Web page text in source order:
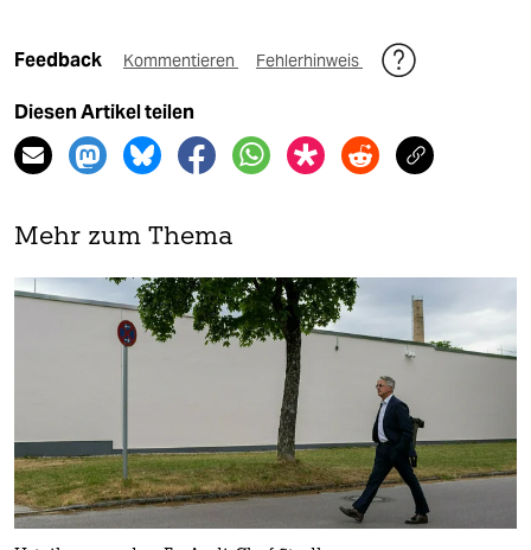
Feedback Kommentieren Fehlerhinweis
Diesen Artikel teilen
Mehr zum Thema